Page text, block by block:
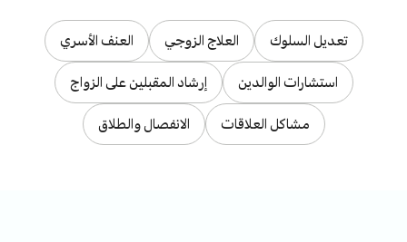
تعديل السلوك العلاج الزوجي العنف الأسري
استشارات الوالدين إرشاد المقبلين على الزواج
مشاكل العلاقات الانفصال والطلاق